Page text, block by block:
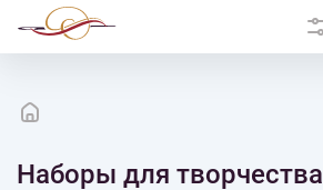
Наборы для творчества